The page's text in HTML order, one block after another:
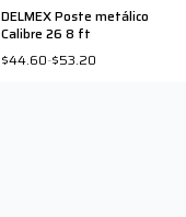
DELMEX Poste metálico
Calibre 26 8 ft
$44.60-$53.20